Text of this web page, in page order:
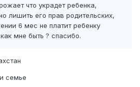
что украдет ребенка,
лишить его прав родительских,
6 мес не платит ребенку
мне быть ? спасибо.
семье